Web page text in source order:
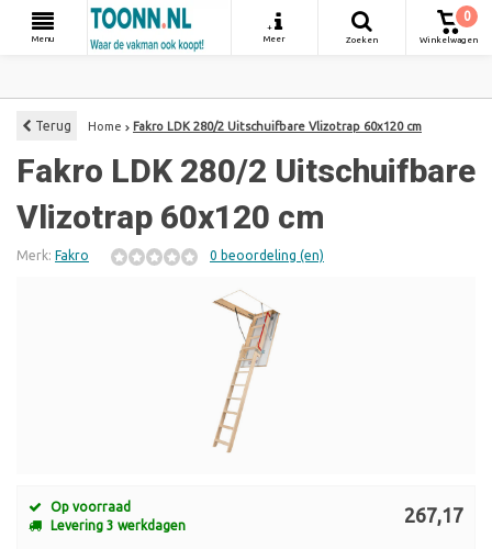
Menu
+
Meer
Zoeken
0
Winkelwagen
Terug Home Fakro LDK 280/2 Uitschuifbare Vlizotrap 60x120 cm
Fakro LDK 280/2 Uitschuifbare
Vlizotrap 60x120 cm
Merk: Fakro 0 beoordeling (en)
Op voorraad
Levering 3 werkdagen
267,17